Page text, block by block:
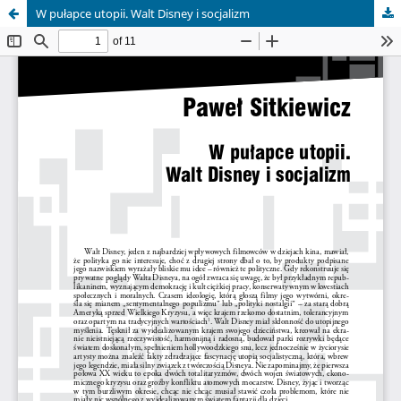
W pułapce utopii. Walt Disney i socjalizm